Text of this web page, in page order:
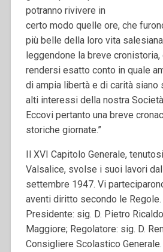
potranno rivivere in
certo modo quelle ore, che
più belle della loro vita
leggendone la breve cronistoria,
rendersi esatto conto in quale
di ampia libertà e di carità siano
alti interessi della nostra
Eccovi pertanto una breve
storiche giornate.”
Il XVI Capitolo Generale,
Valsalice, svolse i suoi lavori dal
settembre 1947. Vi
aventi diritto secondo le Regole.
Presidente: sig. D. Pietro
Maggiore; Regolatore: sig. D.
Consigliere Scolastico